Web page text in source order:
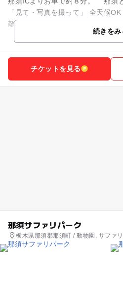
「見て・写真を撮って」 全天候
敵な思い出と…オモシロ写真を？！
続きをみ
チケットを見る
那須サファリパーク
栃木県那須郡那須町 / 動物園, サファ